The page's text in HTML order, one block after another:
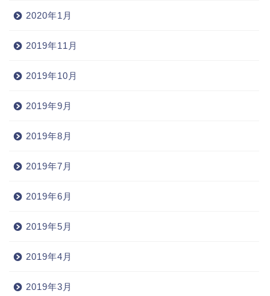
2020年1月
2019年11月
2019年10月
2019年9月
2019年8月
2019年7月
2019年6月
2019年5月
2019年4月
2019年3月